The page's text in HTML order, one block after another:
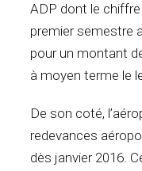
ADP dont le chiffre
premier semestre
pour un montant
à moyen terme le
De son coté,
redevances
dès janvier 2016.